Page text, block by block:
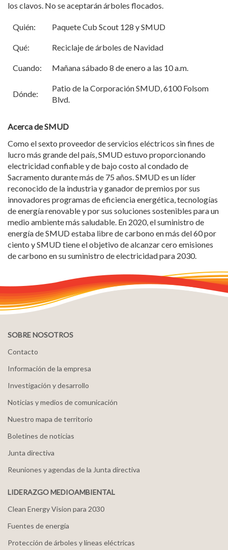
los clavos. No se aceptarán árboles flocados.
Quién: Paquete Cub Scout 128 y SMUD
Qué: Reciclaje de árboles de Navidad
Cuando: Mañana sábado 8 de enero a las 10 a.m.
Dónde:
Patio de la Corporación SMUD, 6100 Folsom
Blvd.
Acerca de SMUD
Como el sexto proveedor de servicios eléctricos sin fines de
lucro más grande del país, SMUD estuvo proporcionando
electricidad confiable y de bajo costo al condado de
Sacramento durante más de 75 años. SMUD es un líder
reconocido de la industria y ganador de premios por sus
innovadores programas de eficiencia energética, tecnologías
de energía renovable y por sus soluciones sostenibles para un
medio ambiente más saludable. En 2020, el suministro de
energía de SMUD estaba libre de carbono en más del 60 por
ciento y SMUD tiene el objetivo de alcanzar cero emisiones
de carbono en su suministro de electricidad para 2030.
SOBRE NOSOTROS
Contacto
Información de la empresa
Investigación y desarrollo
Noticias y medios de comunicación
Nuestro mapa de territorio
Boletines de noticias
Junta directiva
Reuniones y agendas de la Junta directiva
LIDERAZGO MEDIOAMBIENTAL
Clean Energy Vision para 2030
Fuentes de energía
Protección de árboles y líneas eléctricas